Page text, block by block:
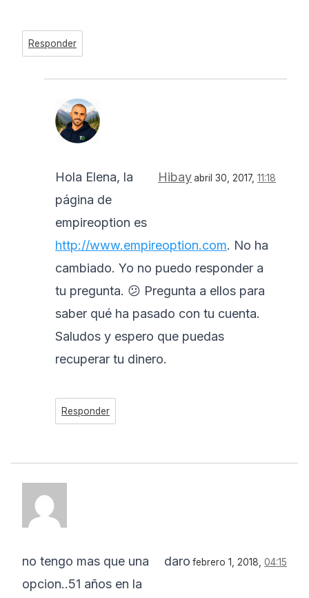
Responder
Hibayabril 30, 2017, 11:18
Hola Elena, la
página de
empireoption es
http://www.empireoption.com. No ha
cambiado. Yo no puedo responder a
tu pregunta. 😕 Pregunta a ellos para
saber qué ha pasado con tu cuenta.
Saludos y espero que puedas
recuperar tu dinero.
Responder
daro febrero 1, 2018, 04:15
no tengo mas que una
opcion..51 años en la